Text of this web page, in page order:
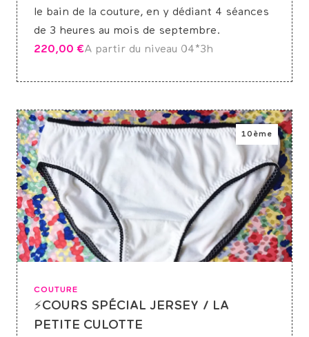
le bain de la couture, en y dédiant 4 séances
de 3 heures au mois de septembre.
220,00 €A partir du niveau 04*3h
10ème
COUTURE
⚡COURS SPÉCIAL JERSEY / LA
PETITE CULOTTE